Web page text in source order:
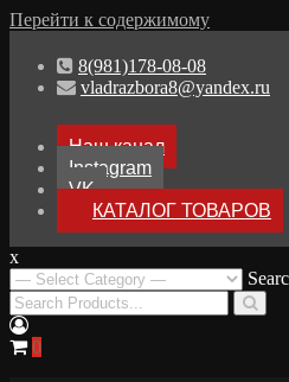
Перейти к содержимому
8(981)178-08-08
vladrazbora8@yandex.ru
Наш канал
Instagram
VK
КАТАЛОГ ТОВАРОВ
Разбор
Разборка Audi A8 D3
x
0